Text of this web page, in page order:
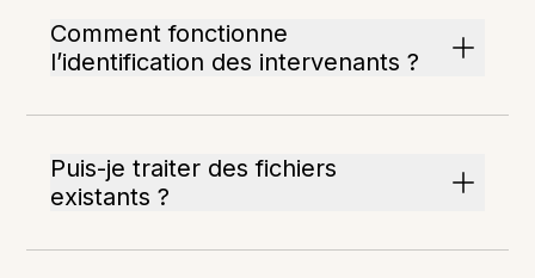
Comment fonctionne
l’identification des intervenants ?
Puis-je traiter des fichiers
existants ?